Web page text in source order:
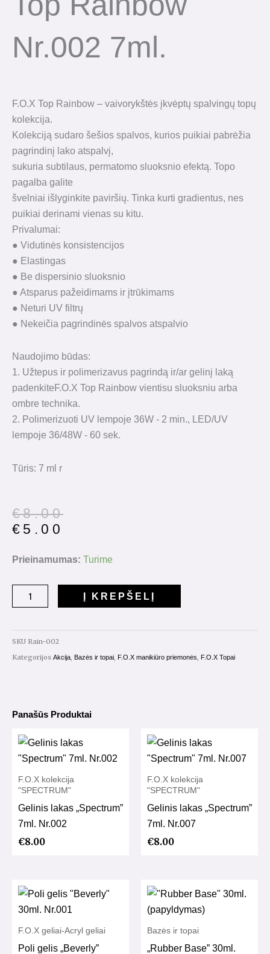
Nr.002 7ml.
F.O.X Top Rainbow – vaivorykštės įkvėptų spalvingų topų
kolekcija.
Kolekciją sudaro šešios spalvos, kurios puikiai pabrėžia
pagrindinį lako atspalvį,
sukuria subtilaus, permatomo sluoksnio efektą. Topo
pagalba galite
švelniai išlyginkite paviršių. Tinka kurti gradientus, nes
puikiai derinami vienas su kitu.
Privalumai:
● Vidutinės konsistencijos
● Elastingas
● Be dispersinio sluoksnio
● Atsparus pažeidimams ir įtrūkimams
● Neturi UV filtrų
● Nekeičia pagrindinės spalvos atspalvio
Naudojimo būdas:
1. Užtepus ir polimerizavus pagrindą ir/ar gelinį laką
padenkiteF.O.X Top Rainbow vientisu sluoksniu arba
ombre technika.
2. Polimerizuoti UV lempoje 36W - 2 min., LED/UV
lempoje 36/48W - 60 sek.
Tūris: 7 ml r
€8.00
Original
price
€8.00.
€ 5.00
Current
price
€5.00.
Prieinamumas: Turime
produkto
Rainbow
7ml.
Į KREPŠELĮ
SKU Rain-002
Kategorijos Akcija, Bazės ir topai, F.O.X manikiūro priemonės, F.O.X Topai
Panašūs Produktai
F.O.X kolekcija
"SPECTRUM"
Gelinis lakas „Spectrum”
7ml. Nr.002
€8.00
F.O.X kolekcija
"SPECTRUM"
Gelinis lakas „Spectrum”
7ml. Nr.007
€8.00
F.O.X geliai-Acryl geliai
Poli gelis „Beverly”
Bazės ir topai
„Rubber Base” 30ml.